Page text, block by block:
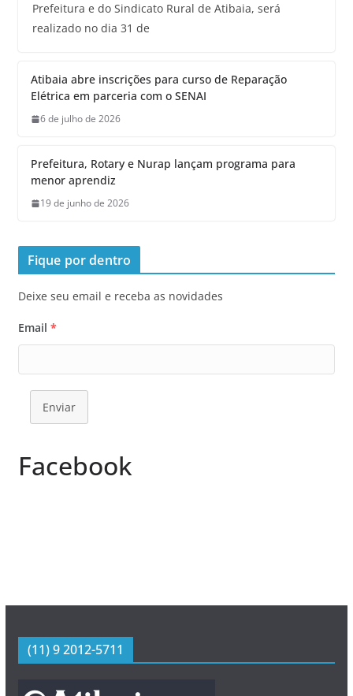
Prefeitura e do Sindicato Rural de Atibaia, será
realizado no dia 31 de
Atibaia abre inscrições para curso de Reparação
Elétrica em parceria com o SENAI
6 de julho de 2026
Prefeitura, Rotary e Nurap lançam programa para
menor aprendiz
19 de junho de 2026
Fique por dentro
Deixe seu email e receba as novidades
Email *
Enviar
Facebook
(11) 9 2012-5711